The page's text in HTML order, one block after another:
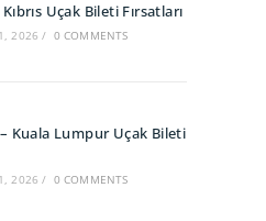
Uçak Bileti Fırsatları
2026 / 0 COMMENTS
Kuala Lumpur Uçak Bileti
2026 / 0 COMMENTS